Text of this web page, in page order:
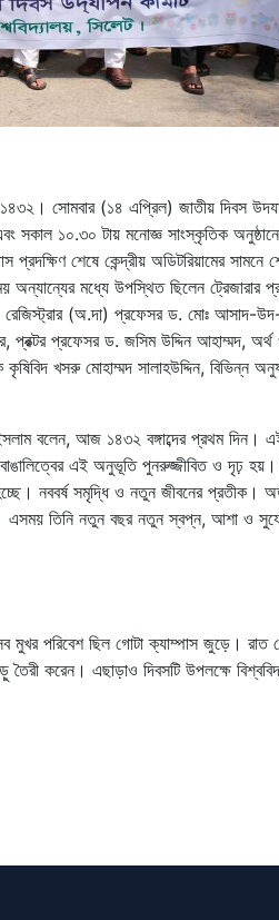
১৪৩২। সোমবার(১৪ এপ্রিল) জাতীয় দিবস
সকাল ১০.৩০ টায় মনোজ্ঞ সাংস্কৃতিক
শেষে কেন্দ্রীয় অডিটরিয়ামের সামনে
মধ্যে উপস্থিত ছিলেন ট্রেজারার
(অ.দা) প্রফেসর ড. মোঃ আসাদ-উদ
প্রক্টর প্রফেসর ড. জসিম উদ্দিন আহাম্মদ, অর্থ
কৃষিবিদ খসরু মোহাম্মদ সালাহউদ্দিন, বিভিন্ন
ইসলাম বলেন, আজ ১৪৩২ বঙ্গাব্দের প্রথম দিন।
বাঙালিত্বের এই অনুভূতি পুনরুজ্জীবিত ও দৃঢ় হয়।
নববর্ষ সমৃদ্ধি ও নতুন জীবনের প্রতীক।
এসময় তিনি নতুন বছর নতুন স্বপ্ন, আশা ও
মুখর পরিবেশ ছিল গোটা ক্যাম্পাস জুড়ে। রাত
তৈরী করেন। এছাড়াও দিবসটি উপলক্ষে